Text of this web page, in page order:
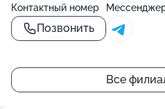
Контактный номер
Позвонить
Все